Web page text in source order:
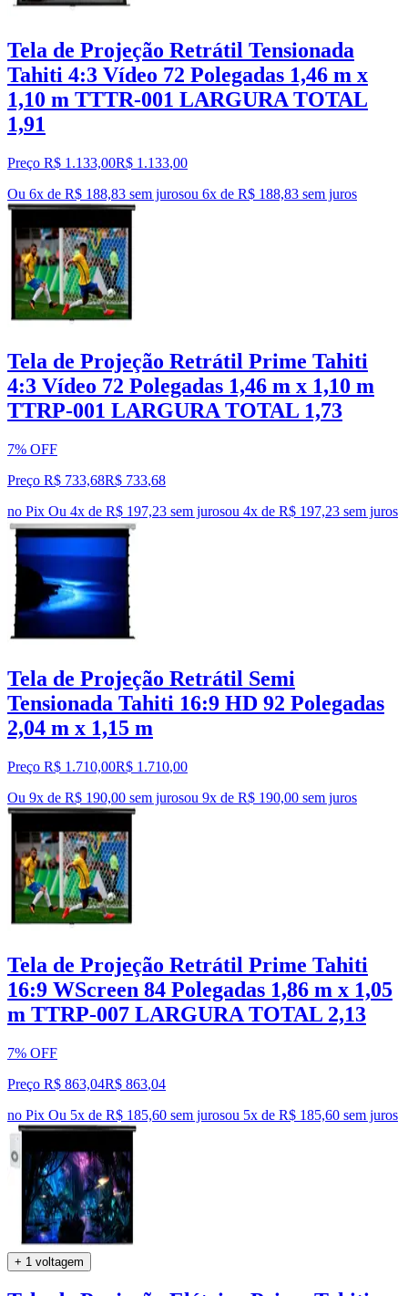
Tela de Projeção Retrátil Tensionada
Tahiti 4:3 Vídeo 72 Polegadas 1,46 m x
1,10 m TTTR-001 LARGURA TOTAL
1,91
Preço R$ 1.133,00R$ 1.133,00
Ou 6x de R$ 188,83 sem jurosou 6x de R$ 188,83 sem juros
Tela de Projeção Retrátil Prime Tahiti
4:3 Vídeo 72 Polegadas 1,46 m x 1,10 m
TTRP-001 LARGURA TOTAL 1,73
7% OFF
Preço R$ 733,68R$ 733,68
no Pix Ou 4x de R$ 197,23 sem jurosou 4x de R$ 197,23 sem juros
Tela de Projeção Retrátil Semi
Tensionada Tahiti 16:9 HD 92 Polegadas
2,04 m x 1,15 m
Preço R$ 1.710,00R$ 1.710,00
Ou 9x de R$ 190,00 sem jurosou 9x de R$ 190,00 sem juros
Tela de Projeção Retrátil Prime Tahiti
16:9 WScreen 84 Polegadas 1,86 m x 1,05
m TTRP-007 LARGURA TOTAL 2,13
7% OFF
Preço R$ 863,04R$ 863,04
no Pix Ou 5x de R$ 185,60 sem jurosou 5x de R$ 185,60 sem juros
+ 1 voltagem